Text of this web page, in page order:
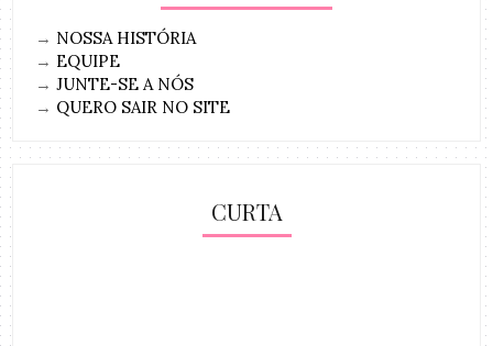
→ NOSSA HISTÓRIA
→ EQUIPE
→JUNTE-SE A NÓS
→ QUERO SAIR NO SITE
CURTA